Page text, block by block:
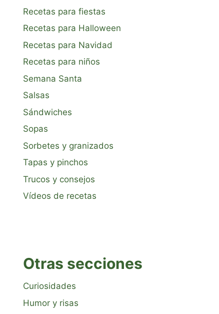
Recetas para fiestas
Recetas para Halloween
Recetas para Navidad
Recetas para niños
Semana Santa
Salsas
Sándwiches
Sopas
Sorbetes y granizados
Tapas y pinchos
Trucos y consejos
Vídeos de recetas
Otras secciones
Curiosidades
Humor y risas